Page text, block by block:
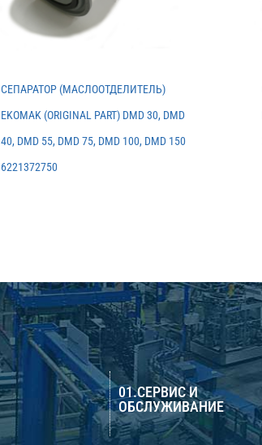
СЕПАРАТОР (МАСЛООТДЕЛИТЕЛЬ)
EKOMAK (ORIGINAL PART) DMD 30, DMD
40, DMD 55, DMD 75, DMD 100, DMD 150
6221372750
01.СЕРВИС И
ОБСЛУЖИВАНИЕ